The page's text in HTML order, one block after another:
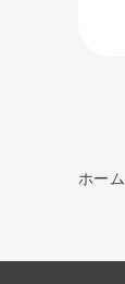
ホーム